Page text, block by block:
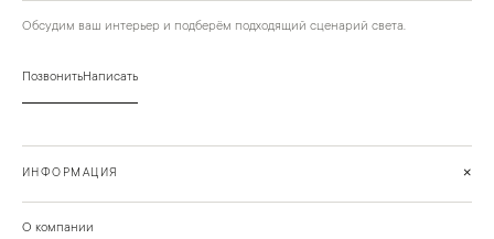
Обсудим ваш интерьер и подберём подходящий сценарий света.
ПозвонитьНаписать
ИНФОРМАЦИЯ +
О компании